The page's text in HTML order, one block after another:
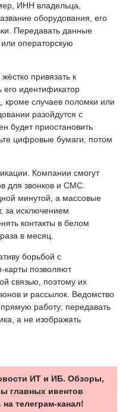
ИНН владельца,
оборудования, его
Передавать данные
операторскую
привязать к
его идентификатор
случаев поломки или
разойдутся с
будет приостановить
цифровые бумаги, потом
Компании смогут
для звонков и СМС.
минутой, а массовые
за исключением
контакты в белом
в месяц.
борьбой с
позволяют
связью, поэтому их
и рассылок. Ведомство
работу: передавать
а не изображать
ИТ и ИБ. Обзоры,
главных ивентов
телеграм-канал!